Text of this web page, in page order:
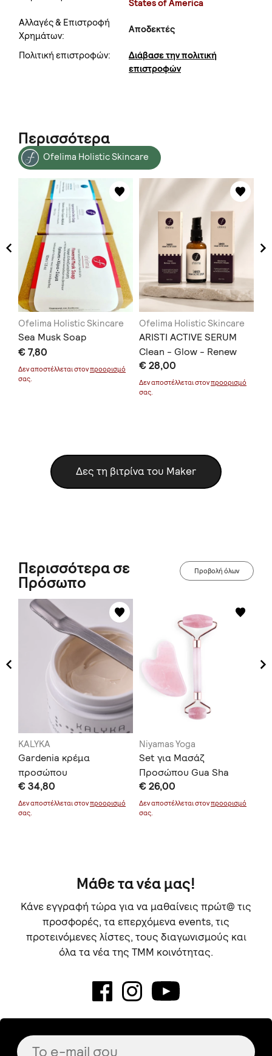
States of America
Αλλαγές & Επιστροφή
Χρημάτων:
Αποδεκτές
Πολιτική επιστροφών:
Διάβασε την πολιτική
επιστροφών
Περισσότερα
Ofelima Holistic Skincare
Ofelima Holistic Skincare
Sea Musk Soap
€ 7,80
Δεν αποστέλλεται στονπροορισμό
σας.
Ofelima Holistic Skincare
ARISTI ACTIVE SERUM
Clean - Glow - Renew
€ 28,00
Δεν αποστέλλεται στονπροορισμό
σας.
Δες τη βιτρίνα του Maker
Περισσότερα σε
Πρόσωπο
Προβολή όλων
KALYKA
Gardenia κρέμα
προσώπου
€ 34,80
Δεν αποστέλλεται στονπροορισμό
σας.
Niyamas Yoga
Set για Μασάζ
Προσώπου Gua Sha
Πέτρα Χαλαζία + Ρολό
Anti-Aging Face Roller
Rose
€ 26,00
Δεν αποστέλλεται στονπροορισμό
σας.
Μάθε τα νέα μας!
Κάνε εγγραφή τώρα για να μαθαίνεις πρώτ@ τις
προσφορές, τα επερχόμενα events, τις
προτεινόμενες λίστες, τους διαγωνισμούς και
όλα τα νέα της TMM κοινότητας.